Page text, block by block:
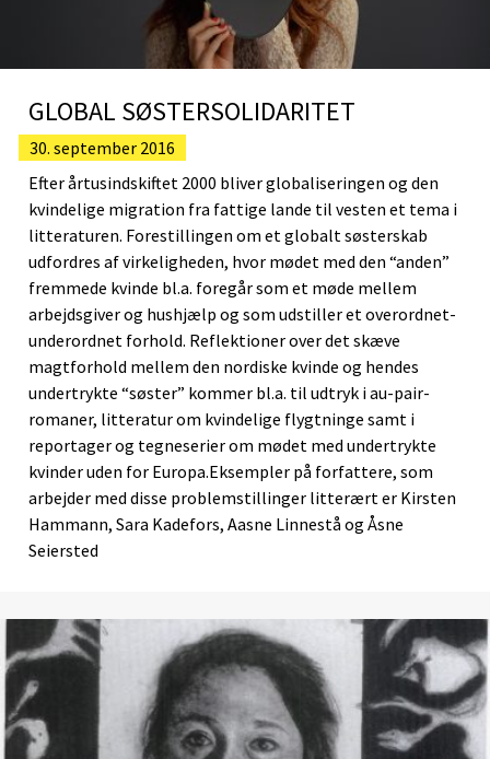
GLOBAL SØSTERSOLIDARITET
30. september 2016
Efter årtusindskiftet 2000 bliver globaliseringen og den
kvindelige migration fra fattige lande til vesten et tema i
litteraturen. Forestillingen om et globalt søsterskab
udfordres af virkeligheden, hvor mødet med den “anden”
fremmede kvinde bl.a. foregår som et møde mellem
arbejdsgiver og hushjælp og som udstiller et overordnet-
underordnet forhold. Reflektioner over det skæve
magtforhold mellem den nordiske kvinde og hendes
undertrykte “søster” kommer bl.a. til udtryk i au-pair-
romaner, litteratur om kvindelige flygtninge samt i
reportager og tegneserier om mødet med undertrykte
kvinder uden for Europa.Eksempler på forfattere, som
arbejder med disse problemstillinger litterært er Kirsten
Hammann, Sara Kadefors, Aasne Linnestå og Åsne
Seiersted